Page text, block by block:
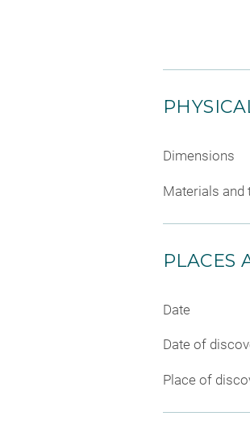
Dimensions
Materials and
PLACES
Date
Date of
Place of